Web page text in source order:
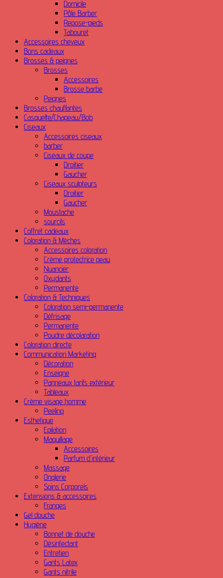
Domicile
Pôle Barber
Repose-pieds
Tabouret
Accessoires cheveux
Bons cadeaux
Brosses & peignes
Brosses
Accessoires
Brosse barbe
Peignes
Brosses chauffantes
Casquette/Chapeau/Bob
Ciseaux
Accessoires ciseaux
barber
Ciseaux de coupe
Droitier
Gaucher
Ciseaux sculpteurs
Droitier
Gaucher
Moustache
sourcils
Coffret cadeaux
Coloration & Mèches
Accessoires coloration
Crème protectrice peau
Nuancier
Oxydants
Permanente
Coloration & Techniques
Coloration semi-permanente
Défrisage
Permanente
Poudre décolaration
Coloration directe
Communication Marketing
Décoration
Enseigne
Panneaux tarifs extérieur
Tableaux
Crème visage homme
Peeling
Esthetique
Epilation
Maquillage
Accessoires
Parfum d'intérieur
Massage
Onglerie
Soins Corporels
Extensions & accessoires
Franges
Gel douche
Hygiène
Bonnet de douche
Désinfectant
Entretien
Gants Latex
Gants nitrile